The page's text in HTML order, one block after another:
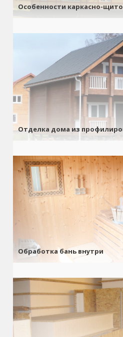
Особенности каркасно-
Отделка дома из
Обработка бань внутри